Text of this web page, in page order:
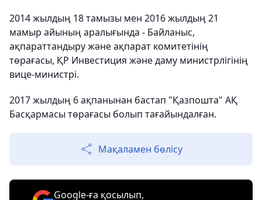
2014 жылдың 18 тамызы мен 2016 жылдың 21
мамыр айының аралығында - Байланыс,
ақпараттандыру және ақпарат комитетінің
төрағасы, ҚР Инвестиция және даму министрлігінің
вице-министрі.
2017 жылдың 6 ақпанынан бастап "Қазпошта" АҚ
Басқармасы төрағасы болып тағайындалған.
Мақаламен бөлісу
Google-ға қосылып,